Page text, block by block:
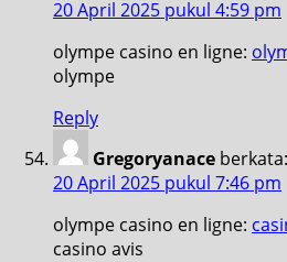
20 April 2025 pukul 4:59 pm
olympe casino en ligne:
olympe
Reply
Gregoryanace berkata:
20 April 2025 pukul 7:46 pm
olympe casino en ligne:
casino avis